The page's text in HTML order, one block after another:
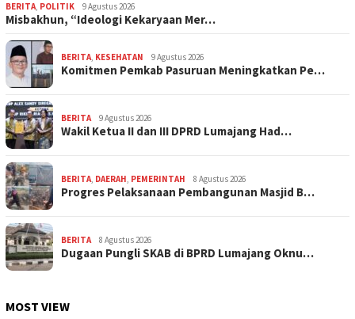
BERITA, POLITIK 9 Agustus 2026
Misbakhun, “Ideologi Kekaryaan Mer…
BERITA, KESEHATAN 9 Agustus 2026
Komitmen Pemkab Pasuruan Meningkatkan Pe…
BERITA 9 Agustus 2026
Wakil Ketua II dan III DPRD Lumajang Had…
BERITA, DAERAH, PEMERINTAH 8 Agustus 2026
Progres Pelaksanaan Pembangunan Masjid B…
BERITA 8 Agustus 2026
Dugaan Pungli SKAB di BPRD Lumajang Oknu…
MOST VIEW